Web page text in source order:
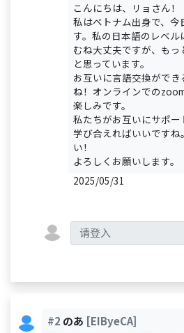
こんにちは、リョさん！
私はベトナム出身で、今
す。私の日本語のレベ
むね大丈夫ですが、も
と思っています。
お互いに言語交換がで
ね！オンラインでの
楽しみです。
私たちがお互いにサポー
学び合えればいいです
い！
よろしくお願いします。
2025/05/31
#2 のあ [EIByeCA]